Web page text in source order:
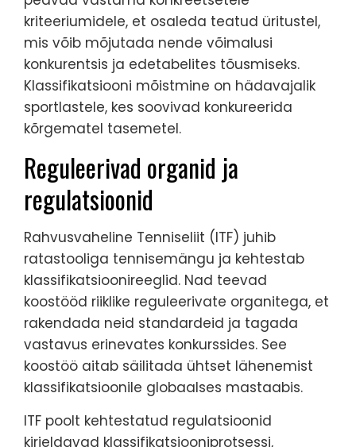
kriteeriumidele, et osaleda teatud üritustel,
mis võib mõjutada nende võimalusi
konkurentsis ja edetabelites tõusmiseks.
Klassifikatsiooni mõistmine on hädavajalik
sportlastele, kes soovivad konkureerida
kõrgematel tasemetel.
Reguleerivad organid ja
regulatsioonid
Rahvusvaheline Tenniseliit (ITF) juhib
ratastooliga tennisemängu ja kehtestab
klassifikatsioonireeglid. Nad teevad
koostööd riiklike reguleerivate organitega, et
rakendada neid standardeid ja tagada
vastavus erinevates konkurssides. See
koostöö aitab säilitada ühtset lähenemist
klassifikatsioonile globaalses mastaabis.
ITF poolt kehtestatud regulatsioonid
kirjeldavad klassifikatsiooniprotsessi,